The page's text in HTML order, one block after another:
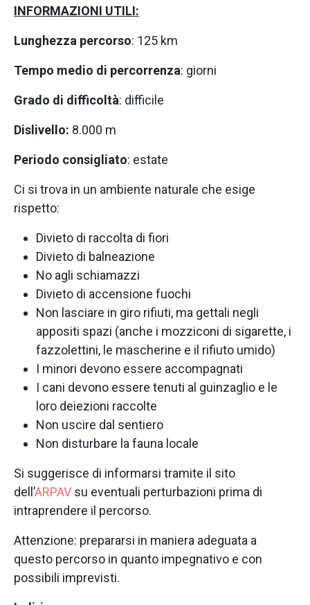
INFORMAZIONI UTILI:
Lunghezza percorso: 125 km
Tempo medio di percorrenza: giorni
Grado di difficoltà: difficile
Dislivello: 8.000 m
Periodo consigliato: estate
Ci si trova in un ambiente naturale che esige
rispetto:
Divieto di raccolta di fiori
Divieto di balneazione
No agli schiamazzi
Divieto di accensione fuochi
Non lasciare in giro rifiuti, ma gettali negli
appositi spazi (anche i mozziconi di sigarette, i
fazzolettini, le mascherine e il rifiuto umido)
I minori devono essere accompagnati
I cani devono essere tenuti al guinzaglio e le
loro deiezioni raccolte
Non uscire dal sentiero
Non disturbare la fauna locale
Si suggerisce di informarsi tramite il sito
dell’ARPAV su eventuali perturbazioni prima di
intraprendere il percorso.
Attenzione: prepararsi in maniera adeguata a
questo percorso in quanto impegnativo e con
possibili imprevisti.